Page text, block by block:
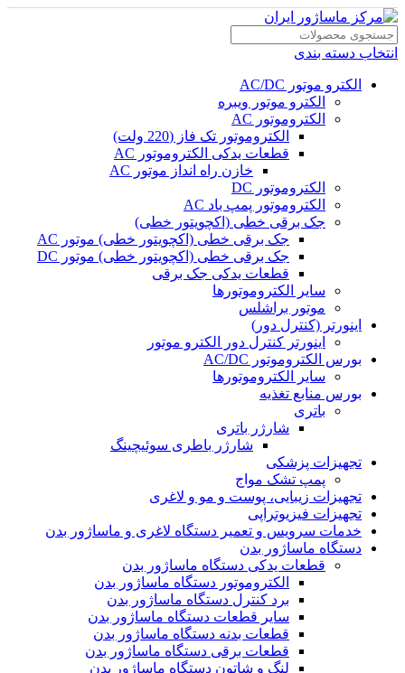
انتخاب دسته بندی
الکترو موتور AC/DC
الکترو موتور ویبره
الکتروموتور AC
الکتروموتور تک فاز (220 ولت)
قطعات یدکی الکتروموتور AC
خازن راه انداز موتور AC
الکتروموتور DC
الکتروموتور پمپ باد AC
جک برقی خطی (اکچویتور خطی)
جک برقی خطی (اکچویتور خطی) موتور AC
جک برقی خطی (اکچویتور خطی) موتور DC
قطعات یدکی جک برقی
سایر الکتروموتورها
موتور براشلس
اینورتر (کنترل دور)
اینورتر کنترل دور الکترو موتور
بورس الکتروموتور AC/DC
سایر الکتروموتورها
بورس منابع تغذیه
باتری
شارژر باتری
شارژر باطری سوئیچینگ
تجهیزات پزشکی
پمپ تشک مواج
تجهیزات زیبایی، پوست و مو و لاغری
تجهیزات فیزیوتراپی
خدمات سرویس و تعمیر دستگاه لاغری و ماساژور بدن
دستگاه ماساژور بدن
قطعات یدکی دستگاه ماساژور بدن
الکتروموتور دستگاه ماساژور بدن
برد کنترل دستگاه ماساژور بدن
سایر قطعات دستگاه ماساژور بدن
قطعات بدنه دستگاه ماساژور بدن
قطعات برقی دستگاه ماساژور بدن
لنگ و شاتون دستگاه ماساژور بدن